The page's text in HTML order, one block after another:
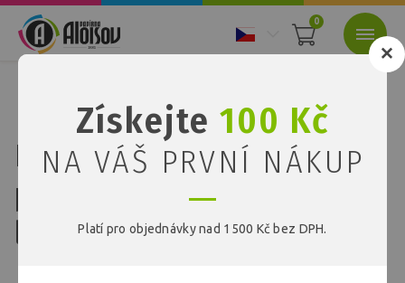
0
Barevný recyklovaný papír černý A1/180g/200 listů
Barevný recyklovaný
papír černý A1/180g/200
listů
Získejte100 Kč
NA VÁŠ PRVNÍ NÁKUP
Platí pro objednávky nad 1500 Kč bez DPH.